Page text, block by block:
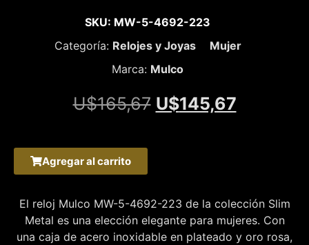
SKU: MW-5-4692-223
Categoría: Relojes y Joyas
Mujer
Marca: Mulco
U$165,67 U$145,67
Agregar al carrito
El reloj Mulco MW-5-4692-223 de la colección Slim
Metal es una elección elegante para mujeres. Con
una caja de acero inoxidable en plateado y oro rosa,